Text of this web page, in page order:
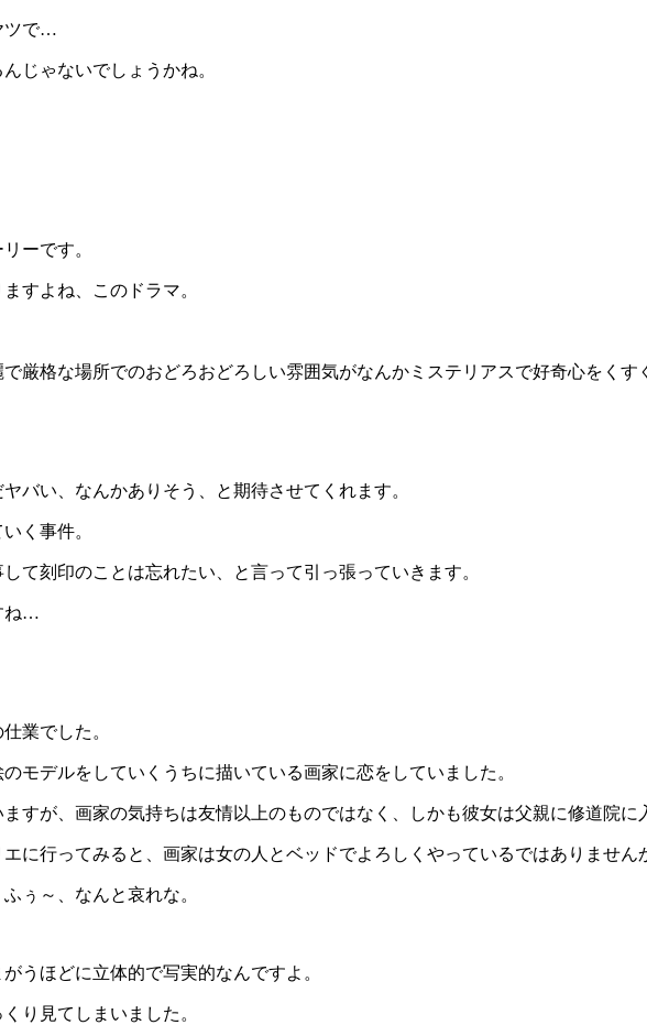
ツで…
じゃないでしょうかね。
ーです。
すよね、このドラマ。
厳格な場所でのおどろおどろしい雰囲気がなんかミステリアスで好奇心をくす
バい、なんかありそう、と期待させてくれます。
く事件。
て刻印のことは忘れたい、と言って引っ張っていきます。
ね…
業でした。
モデルをしていくうちに描いている画家に恋をしていました。
すが、画家の気持ちは友情以上のものではなく、しかも彼女は父親に修道院に
に行ってみると、画家は女の人とベッドでよろしくやっているではありません
ぅ～、なんと哀れな。
うほどに立体的で写実的なんですよ。
り見てしまいました。